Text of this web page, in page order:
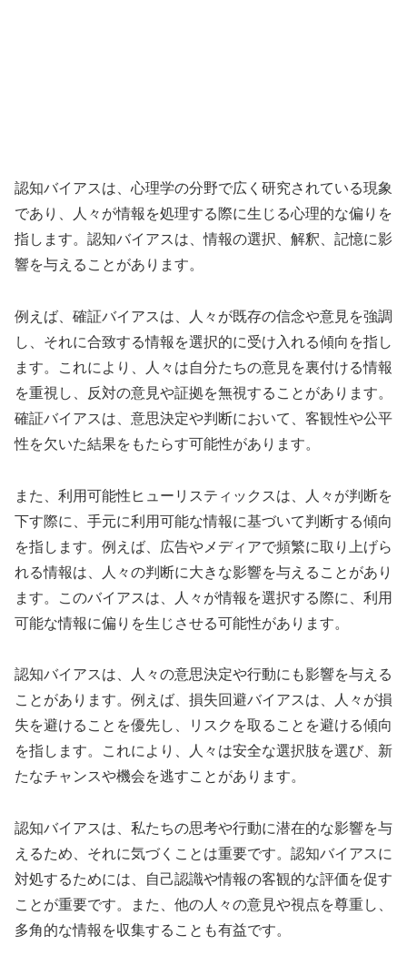
認知バイアスは、心理学の分野で広く研究されている現象
であり、人々が情報を処理する際に生じる心理的な偏りを
指します。認知バイアスは、情報の選択、解釈、記憶に影
響を与えることがあります。
例えば、確証バイアスは、人々が既存の信念や意見を強調
し、それに合致する情報を選択的に受け入れる傾向を指し
ます。これにより、人々は自分たちの意見を裏付ける情報
を重視し、反対の意見や証拠を無視することがあります。
確証バイアスは、意思決定や判断において、客観性や公平
性を欠いた結果をもたらす可能性があります。
また、利用可能性ヒューリスティックスは、人々が判断を
下す際に、手元に利用可能な情報に基づいて判断する傾向
を指します。例えば、広告やメディアで頻繁に取り上げら
れる情報は、人々の判断に大きな影響を与えることがあり
ます。このバイアスは、人々が情報を選択する際に、利用
可能な情報に偏りを生じさせる可能性があります。
認知バイアスは、人々の意思決定や行動にも影響を与える
ことがあります。例えば、損失回避バイアスは、人々が損
失を避けることを優先し、リスクを取ることを避ける傾向
を指します。これにより、人々は安全な選択肢を選び、新
たなチャンスや機会を逃すことがあります。
認知バイアスは、私たちの思考や行動に潜在的な影響を与
えるため、それに気づくことは重要です。認知バイアスに
対処するためには、自己認識や情報の客観的な評価を促す
ことが重要です。また、他の人々の意見や視点を尊重し、
多角的な情報を収集することも有益です。